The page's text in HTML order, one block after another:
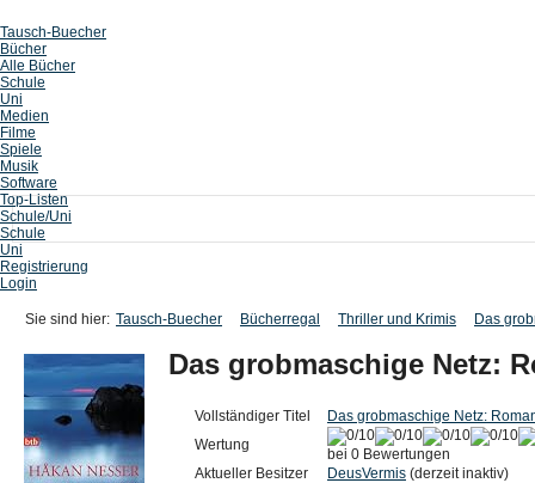
Tausch-Buecher
Bücher
Alle Bücher
Schule
Uni
Medien
Filme
Spiele
Musik
Software
Top-Listen
Schule/Uni
Schule
Uni
Registrierung
Login
Sie sind hier: Tausch-Buecher Bücherregal Thriller und Krimis Das
Das grobmaschige Netz:
Vollständiger Titel
Das grobmaschige Netz:
Wertung
bei 0 Bewertungen
Aktueller Besitzer
DeusVermis (derzeit inaktiv)